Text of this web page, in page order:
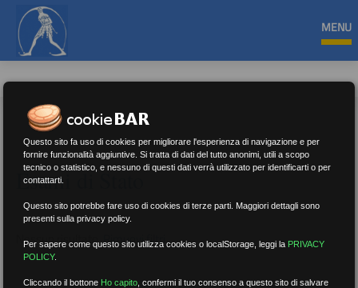
MENU
Esami di Stato
Nessun risultato.Rimuovi filtri
Questo sito fa uso di cookies per migliorare l'esperienza di navigazione e per
fornire funzionalità aggiuntive. Si tratta di dati del tutto anonimi, utili a scopo
tecnico o statistico, e nessuno di questi dati verrà utilizzato per identificarti o per
contattarti.
Questo sito potrebbe fare uso di cookies di terze parti. Maggiori dettagli sono
presenti sulla privacy policy.
Per sapere come questo sito utilizza cookies o localStorage, leggi la PRIVACY
POLICY.
Cliccando il bottone Ho capito ,confermi il tuo consenso a questo sito di salvare